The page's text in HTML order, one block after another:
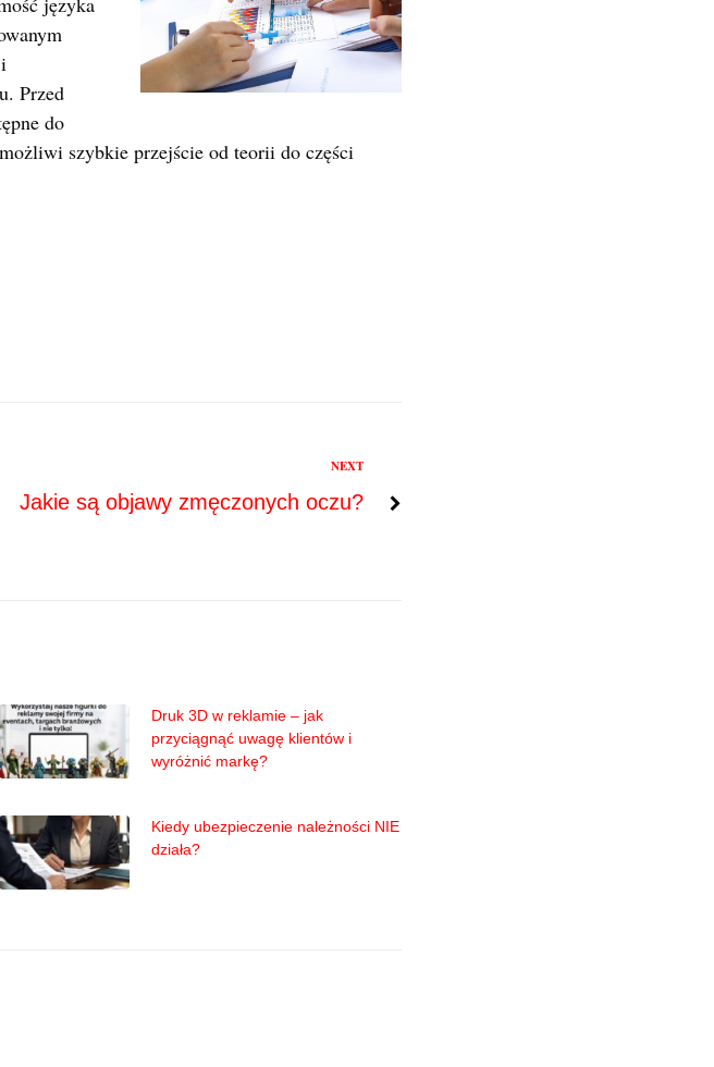
Przed
do
szybkie przejście od teorii do części
NEXT
Jakie są objawy zmęczonych oczu?
Druk 3D w reklamie – jak
przyciągnąć uwagę klientów i
wyróżnić markę?
Kiedy ubezpieczenie należności NIE
działa?